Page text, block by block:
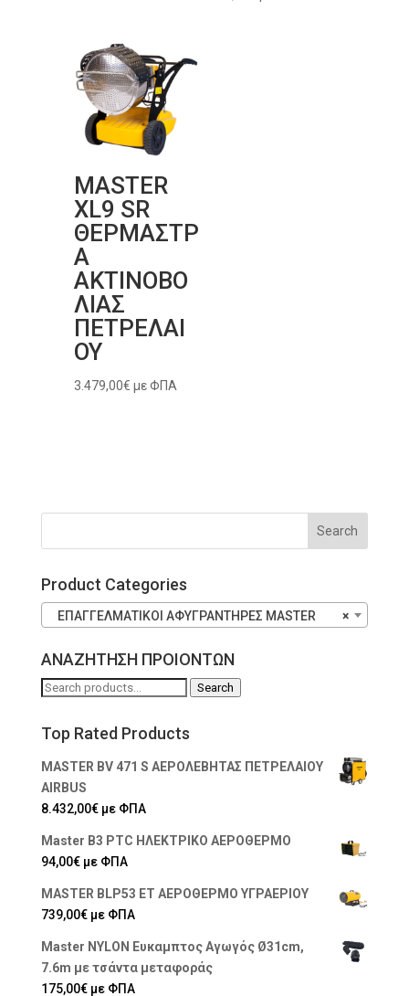
MASTER
XL9 SR
ΘΕΡΜΑΣΤΡ
Α
ΑΚΤΙΝΟΒΟ
ΛΙΑΣ
ΠΕΤΡΕΛΑΙ
ΟΥ
3.479,00€ με ΦΠΑ
Product Categories
×
ΕΠΑΓΓΕΛΜΑΤΙΚΟΙ ΑΦΥΓΡΑΝΤΗΡΕΣ MASTER
ΑΝΑΖΗΤΗΣΗ ΠΡΟΙΟΝΤΩΝ
Search
Search
Top Rated Products
MASTER BV 471 S ΑΕΡΟΛΕΒΗΤΑΣ ΠΕΤΡΕΛΑΙΟΥ
AIRBUS
8.432,00€ με ΦΠΑ
Master B3 PTC ΗΛΕΚΤΡΙΚΟ ΑΕΡΟΘΕΡΜΟ
94,00€ με ΦΠΑ
MASTER BLP53 ET ΑΕΡΟΘΕΡΜΟ ΥΓΡΑΕΡΙΟΥ
739,00€ με ΦΠΑ
Master NYLON Ευκαμπτος Αγωγός Ø31cm,
7.6m με τσάντα μεταφοράς
175,00€ με ΦΠΑ